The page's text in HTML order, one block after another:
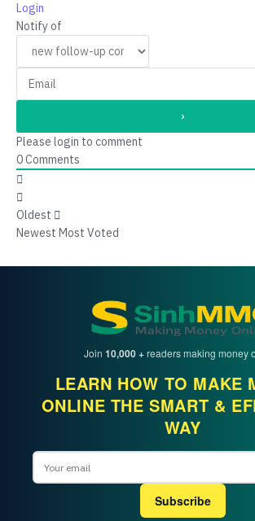
Login
Notify of
Please login to comment
0Comments
Oldest
Newest Most Voted
Join 10,000 +readers making money
LEARN HOW TO MAKE
ONLINE THE SMART &
WAY
Subscribe